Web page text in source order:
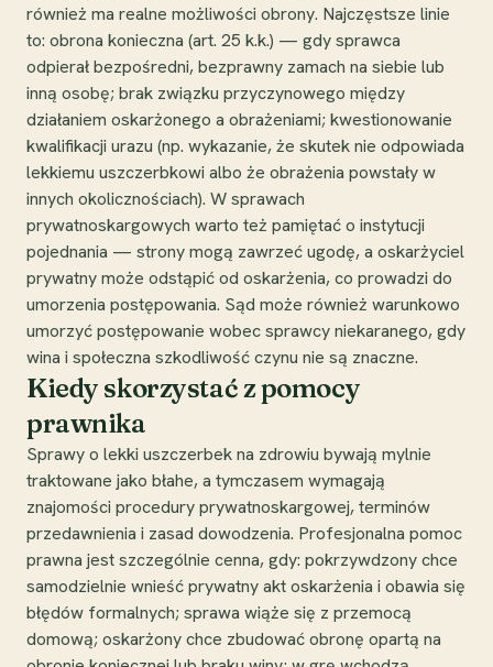
również ma realne możliwości obrony. Najczęstsze linie
to: obrona konieczna (art. 25 k.k.) — gdy sprawca
odpierał bezpośredni, bezprawny zamach na siebie lub
inną osobę; brak związku przyczynowego między
działaniem oskarżonego a obrażeniami; kwestionowanie
kwalifikacji urazu (np. wykazanie, że skutek nie odpowiada
lekkiemu uszczerbkowi albo że obrażenia powstały w
innych okolicznościach). W sprawach
prywatnoskargowych warto też pamiętać o instytucji
pojednania — strony mogą zawrzeć ugodę, a oskarżyciel
prywatny może odstąpić od oskarżenia, co prowadzi do
umorzenia postępowania. Sąd może również warunkowo
umorzyć postępowanie wobec sprawcy niekaranego, gdy
wina i społeczna szkodliwość czynu nie są znaczne.
Kiedy skorzystać z pomocy
prawnika
Sprawy o lekki uszczerbek na zdrowiu bywają mylnie
traktowane jako błahe, a tymczasem wymagają
znajomości procedury prywatnoskargowej, terminów
przedawnienia i zasad dowodzenia. Profesjonalna pomoc
prawna jest szczególnie cenna, gdy: pokrzywdzony chce
samodzielnie wnieść prywatny akt oskarżenia i obawia się
błędów formalnych; sprawa wiąże się z przemocą
domową; oskarżony chce zbudować obronę opartą na